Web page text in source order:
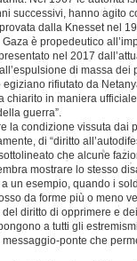
successivi, hanno agito
dalla Knesset nel
Gaza è propedeutico
nel 2017
di massa
rifiutato da
chiarito in maniera
guerra”.
la condizione vissuta dai
di “diritto
che alcune
mostrare lo stesso
un esempio, quando i
da forme più o meno
diritto di opprimere e
a tutti gli
ponte che